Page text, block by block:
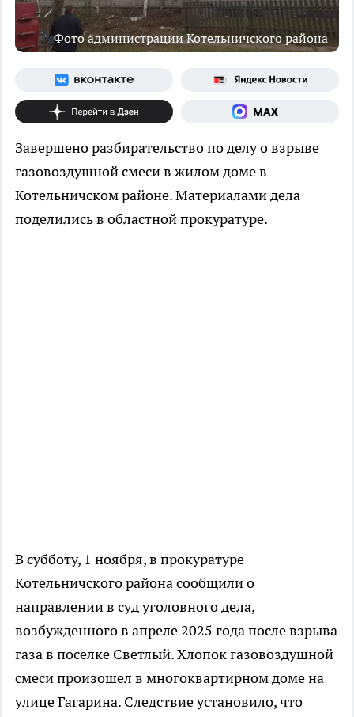
Фото администрации Котельничского района
Завершено разбирательство по делу о взрыве
газовоздушной смеси в жилом доме в
Котельничском районе. Материалами дела
поделились в областной прокуратуре.
В субботу, 1 ноября, в прокуратуре
Котельничского района сообщили о
направлении в суд уголовного дела,
возбужденного в апреле 2025 года после взрыва
газа в поселке Светлый. Хлопок газовоздушной
смеси произошел в многоквартирном доме на
улице Гагарина. Следствие установило, что